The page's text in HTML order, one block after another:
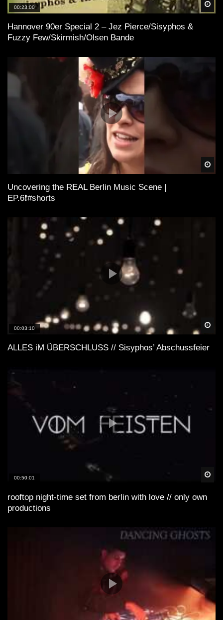
00:23:00
Hannover 90er Special 2 – Jez Pierce/Sisyphos &
Fuzzy Few/Skirmish/Olsen Bande
Uncovering the REAL Berlin Music Scene |
EP.6❗️#shorts
00:03:10
ALLES iM ÜBERSCHLUSS // Sisyphos’ Abschussfeier
00:50:01
rooftop night-time set from berlin with love // only own
productions